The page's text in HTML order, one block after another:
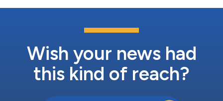
Wish your news had
this kind of reach?